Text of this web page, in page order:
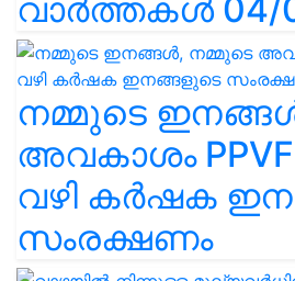
വാർത്തകൾ 04/
നമ്മുടെ
അവകാശം
വഴി കർഷക
സംരക്ഷണം